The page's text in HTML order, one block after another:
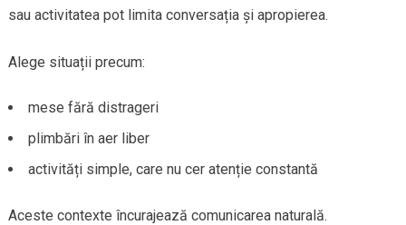
sau activitatea pot limita conversația și apropierea.
Alege situații precum:
mese fără distrageri
plimbări în aer liber
activități simple, care nu cer atenție constantă
Aceste contexte încurajează comunicarea naturală.